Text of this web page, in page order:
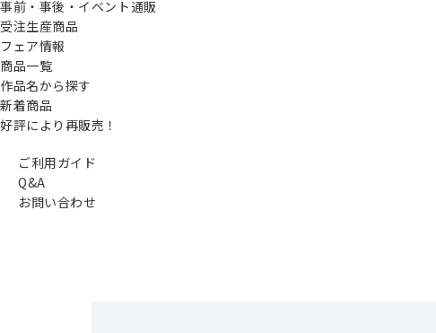
事前・事後・イベント通販
受注生産商品
フェア情報
商品一覧
作品名から探す
新着商品
好評により再販売！
ご利用ガイド
Q&A
お問い合わせ